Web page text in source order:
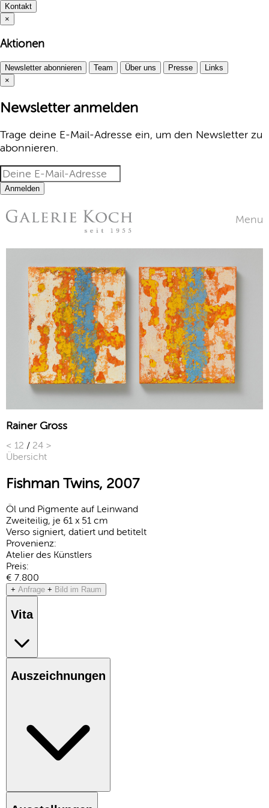
Kontakt
×
Aktionen
Newsletter abonnieren Team Über uns Presse
Links
×
Newsletter anmelden
Trage deine E-Mail-Adresse ein, um den Newsletter zu
abonnieren.
Anmelden
Menu
Rainer Gross
< 12 / 24 >
Übersicht
Fishman Twins, 2007
Öl und Pigmente auf Leinwand
Zweiteilig, je 61 x 51 cm
Verso signiert, datiert und betitelt
Provenienz:
Atelier des Künstlers
Preis:
€ 7.800
+ Anfrage + Bild im Raum
Vita
Auszeichnungen